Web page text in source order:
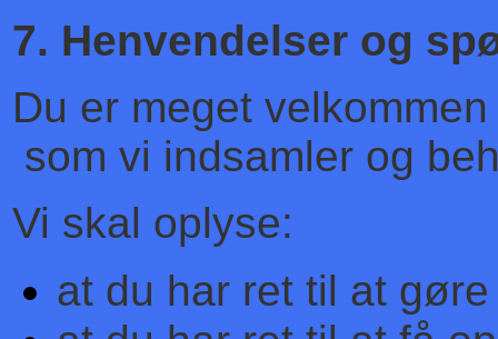
7. Henvendelser og
Du er meget
som vi indsamler og
Vi skal oplyse:
at du har ret til at